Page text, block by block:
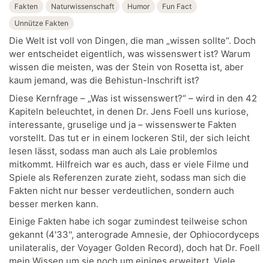
Fakten
Naturwissenschaft Humor
Fun Fact
Unnütze Fakten
Die Welt ist voll von Dingen, die man „wissen sollte“. Doch
wer entscheidet eigentlich, was wissenswert ist? Warum
wissen die meisten, was der Stein von Rosetta ist, aber
kaum jemand, was die Behistun-Inschrift ist?
Diese Kernfrage – „Was ist wissenswert?“ – wird in den 42
Kapiteln beleuchtet, in denen Dr. Jens Foell uns kuriose,
interessante, gruselige und ja – wissenswerte Fakten
vorstellt. Das tut er in einem lockeren Stil, der sich leicht
lesen lässt, sodass man auch als Laie problemlos
mitkommt. Hilfreich war es auch, dass er viele Filme und
Spiele als Referenzen zurate zieht, sodass man sich die
Fakten nicht nur besser verdeutlichen, sondern auch
besser merken kann.
Einige Fakten habe ich sogar zumindest teilweise schon
gekannt (4'33'', anterograde Amnesie, der Ophiocordyceps
unilateralis, der Voyager Golden Record), doch hat Dr. Foell